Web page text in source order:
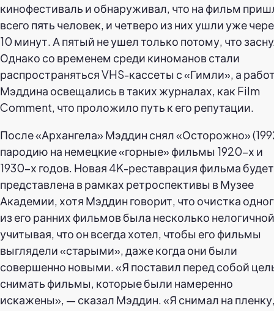
кинофестиваль и обнаруживал, что на фильм
всего пять человек, и четверо из них ушли уже
10 минут. А пятый не ушел только потому, что
Однако со временем среди киноманов стали
распространяться VHS-кассеты с «Гимли», а
Мэддина освещались в таких журналах, как Film
Comment, что проложило путь к его репутации.
После «Архангела» Мэддин снял «Осторожно»
пародию на немецкие «горные» фильмы 1920-х и
1930-х годов. Новая 4K-реставрация фильма будет
представлена в рамках ретроспективы в Музее
Академии, хотя Мэддин говорит, что очистка
из его ранних фильмов была несколько
учитывая, что он всегда хотел, чтобы его фильмы
выглядели «старыми», даже когда они были
совершенно новыми. «Я поставил перед собой
снимать фильмы, которые были намеренно
искажены», — сказал Мэддин. «Я снимал на